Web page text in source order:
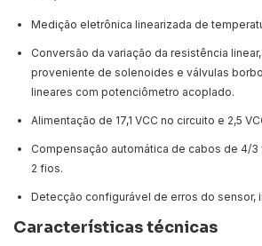
Medição eletrônica linearizada de
Conversão da variação da resistência
proveniente de solenoides e válvulas
lineares com potenciômetro acoplado.
Alimentação de 17,1 VCC no circuito e 2,5
Compensação automática de cabos de 4/
2 fios.
Detecção configurável de erros do sensor,
Características técnicas